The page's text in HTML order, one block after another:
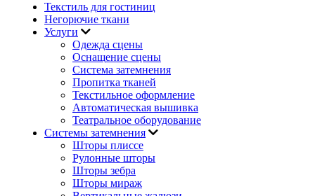
Текстиль для гостиниц
Негорючие ткани
Услуги
Одежда сцены
Оснащение сцены
Система затемнения
Пропитка тканей
Текстильное оформление
Автоматическая вышивка
Театральное оборудование
Системы затемнения
Шторы плиссе
Рулонные шторы
Шторы зебра
Шторы мираж